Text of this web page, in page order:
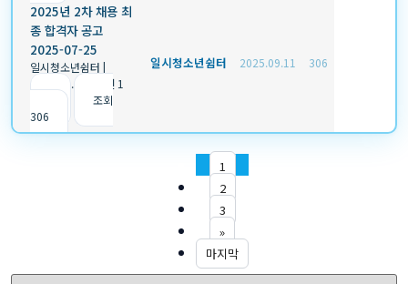
2025년 2차 채용 최
종 합격자 공고
2025-07-25
일시청소년쉼터 |
2025.09.11
추천 1
조회
306
일시청소년쉼터 2025.09.11 306
1
2
3
»
마지막